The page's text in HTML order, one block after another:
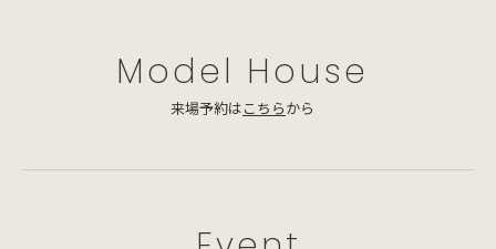
Model House
来場予約はこちらから